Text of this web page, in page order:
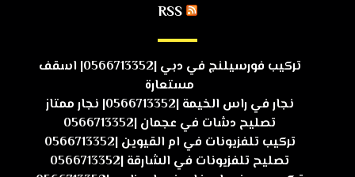
RSS
تركيب فورسيلنج في دبي |0566713352| اسقف
مستعارة
نجار في راس الخيمة |0566713352| نجار ممتاز
تصليح دشات في عجمان |0566713352
تركيب تلفزيونات في ام القيوين |0566713352
تصليح تلفزيونات في الشارقة |0566713352